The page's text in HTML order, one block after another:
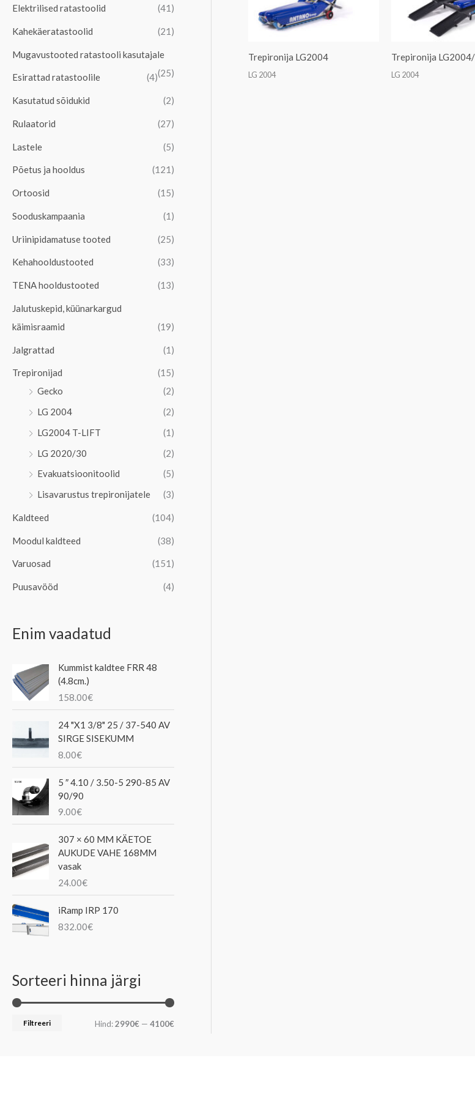
Elektrilised ratastoolid (41)
Kahekäeratastoolid (21)
Mugavustooted ratastooli kasutajale
(25)
Esirattad ratastoolile (4)
Kasutatud sõidukid (2)
Rulaatorid (27)
Lastele (5)
Põetus ja hooldus (121)
Ortoosid (15)
Sooduskampaania (1)
Uriinipidamatuse tooted (25)
Kehahooldustooted (33)
TENA hooldustooted (13)
Jalutuskepid, küünarkargud
käimisraamid
(19)
Jalgrattad (1)
Trepironijad
(15)
Gecko
(2)
LG 2004
(2)
LG2004 T-LIFT
(1)
LG 2020/30
(2)
Evakuatsioonitoolid
(5)
Lisavarustus trepironijatele
(3)
Kaldteed (104)
Moodul kaldteed (38)
Varuosad (151)
Puusavööd (4)
Enim vaadatud
Kummist kaldtee FRR 48
(4.8cm.)
158.00€
24 "X1 3/8" 25 / 37-540 AV
SIRGE SISEKUMM
8.00€
5 ″ 4.10 / 3.50-5 290-85 AV
90/90
9.00€
307 × 60 MM KÄETOE
AUKUDE VAHE 168MM
vasak
24.00€
iRamp IRP 170
832.00€
Sorteeri hinna järgi
Filtreeri Hind:2990€ — 4100€
Trepironija LG2004
LG 2004
Trepironija
LG 2004